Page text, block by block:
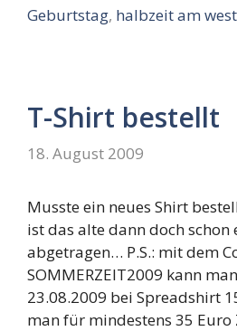
Geburtstag, halbzeit am
T-Shirt bestellt
18. August 2009
Musste ein neues Shirt
ist das alte dann doch schon
abgetragen… P.S.: mit dem
SOMMERZEIT2009 kann
23.08.2009 bei Spreadshirt
man für mindestens 35